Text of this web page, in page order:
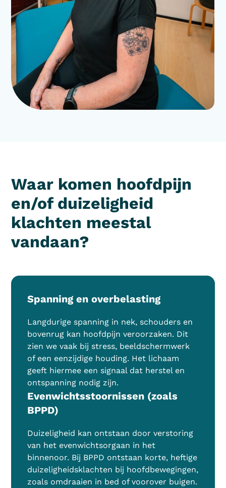
Waar komen hoofdpijn
en/of duizeligheid
klachten meestal
vandaan?
Spanning en overbelasting
Langdurige spanning in nek, schouders en
bovenrug kan hoofdpijn veroorzaken. Dit
zien we vaak bij stress, beeldschermwerk
of een eenzijdige houding. Het lichaam
geeft hiermee een signaal dat herstel en
ontspanning nodig zijn.
Evenwichtsstoornissen (zoals
BPPD)
Duizeligheid kan ontstaan door verstoring
van het evenwichtsorgaan in het
binnenoor. Bij BPPD ontstaan korte, heftige
duizeligheidsklachten bij hoofdbewegingen,
zoals omdraaien in bed of voorover buigen.